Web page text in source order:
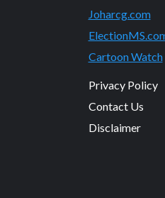
Joharcg.com
Cartoon Watch
Privacy Policy
Contact Us
Disclaimer